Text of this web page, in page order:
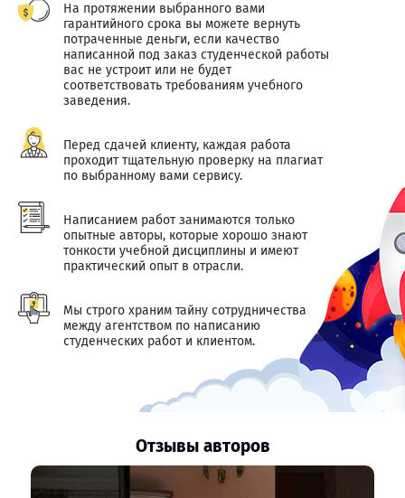
На протяжении выбранного вами
гарантийного срока вы можете вернуть
потраченные деньги, если качество
написанной под заказ студенческой работы
вас не устроит или не будет
соответствовать требованиям учебного
заведения.
Перед сдачей клиенту, каждая работа
проходит тщательную проверку на плагиат
по выбранному вами сервису.
Написанием работ занимаются только
опытные авторы, которые хорошо знают
тонкости учебной дисциплины и имеют
практический опыт в отрасли.
Мы строго храним тайну сотрудничества
между агентством по написанию
студенческих работ и клиентом.
Отзывы авторов